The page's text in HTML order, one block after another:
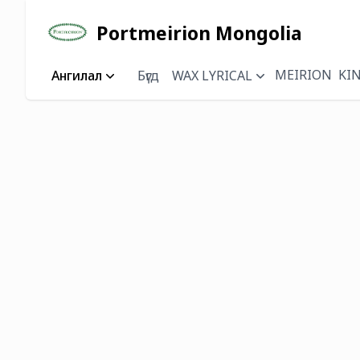
Portmeirion Mongolia
Ангилал Бүгд WAX LYRICAL MEIRION